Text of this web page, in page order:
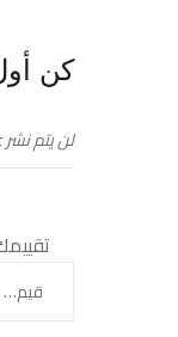
كن أول من
لن يتم نشر